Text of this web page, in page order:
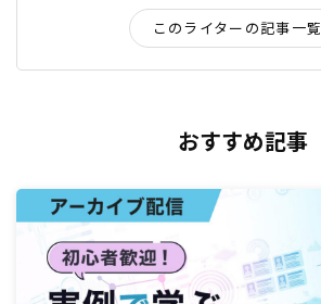
このライターの記事一覧
おすすめ記事